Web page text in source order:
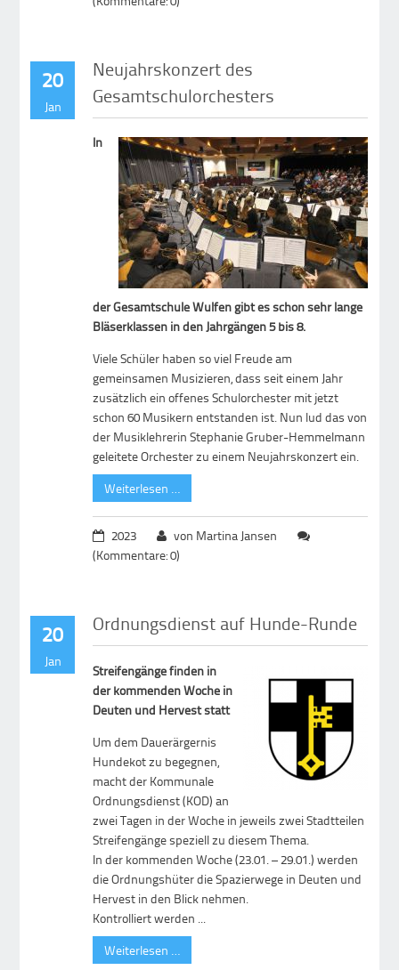
20
Jan
Neujahrskonzert des
Gesamtschulorchesters
In
der Gesamtschule Wulfen gibt es schon sehr lange
Bläserklassen in den Jahrgängen 5 bis 8.
Viele Schüler haben so viel Freude am
gemeinsamen Musizieren, dass seit einem Jahr
zusätzlich ein offenes Schulorchester mit jetzt
schon 60 Musikern entstanden ist. Nun lud das von
der Musiklehrerin Stephanie Gruber-Hemmelmann
geleitete Orchester zu einem Neujahrskonzert ein.
Weiterlesen …
2023
von Martina Jansen
(Kommentare: 0)
20
Jan
Ordnungsdienst auf Hunde-Runde
Streifengänge finden in
der kommenden Woche in
Deuten und Hervest statt
Um dem Dauerärgernis
Hundekot zu begegnen,
macht der Kommunale
Ordnungsdienst (KOD) an
zwei Tagen in der Woche in jeweils zwei Stadtteilen
Streifengänge speziell zu diesem Thema.
In der kommenden Woche (23.01. – 29.01.) werden
die Ordnungshüter die Spazierwege in Deuten und
Hervest in den Blick nehmen.
Kontrolliert werden ...
Weiterlesen …